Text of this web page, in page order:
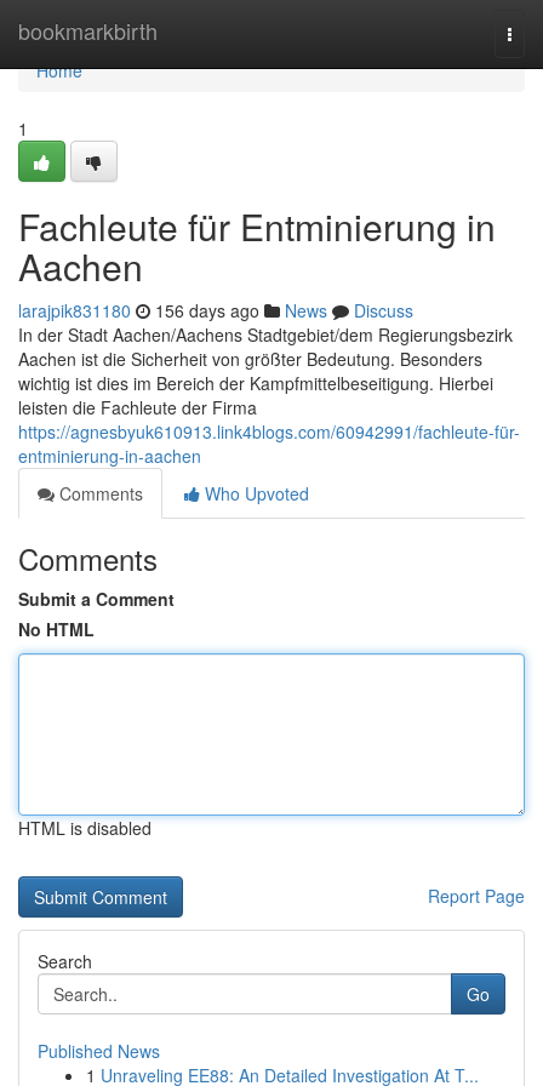
bookmarkbirth
Home
Home
1
Fachleute für Entminierung in
Aachen
larajpik831180 156 days ago News
Discuss
In der Stadt Aachen/Aachens Stadtgebiet/dem Regierungsbezirk
Aachen ist die Sicherheit von größter Bedeutung. Besonders
wichtig ist dies im Bereich der Kampfmittelbeseitigung. Hierbei
leisten die Fachleute der Firma
https://agnesbyuk610913.link4blogs.com/60942991/fachleute-für-
entminierung-in-aachen
Comments
Who Upvoted
Comments
Submit a Comment
No HTML
HTML is disabled
Report Page
Search
Go
Published News
1 Unraveling EE88: An Detailed Investigation At T...